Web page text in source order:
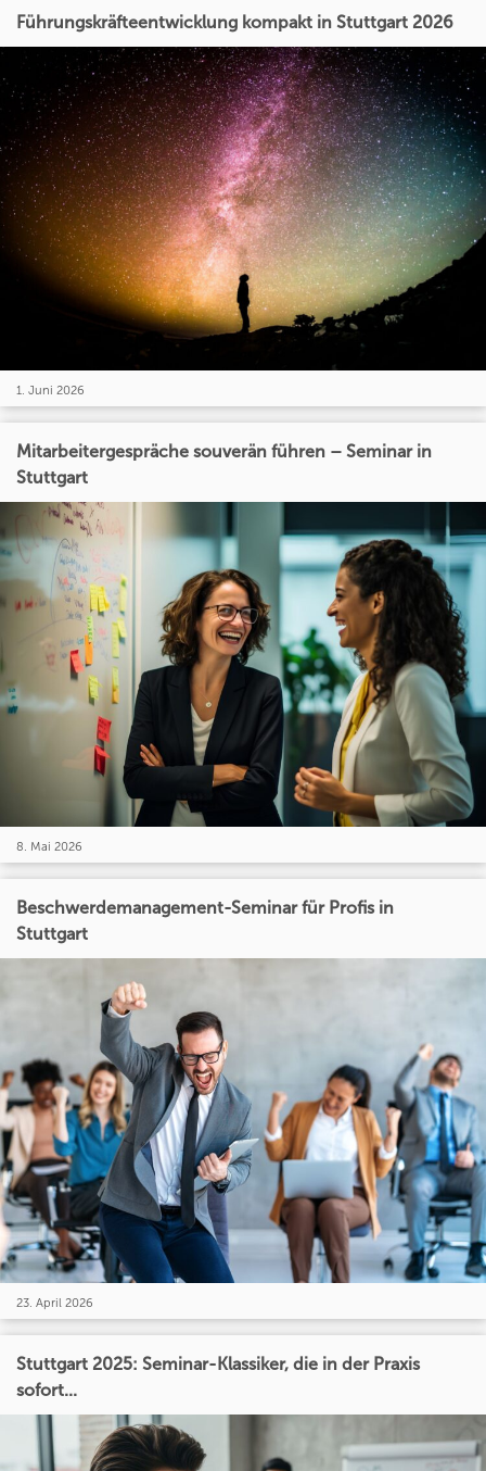
Führungskräfteentwicklung kompakt in Stuttgart 2026
1. Juni 2026
Mitarbeitergespräche souverän führen – Seminar in
Stuttgart
8. Mai 2026
Beschwerdemanagement-Seminar für Profis in
Stuttgart
23. April 2026
Stuttgart 2025: Seminar-Klassiker, die in der Praxis
sofort...